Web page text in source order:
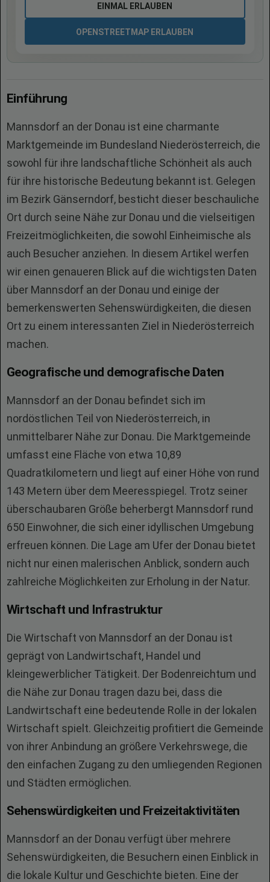
EINMAL ERLAUBEN
OPENSTREETMAP ERLAUBEN
Einführung
Mannsdorf an der Donau ist eine charmante
Marktgemeinde im Bundesland Niederösterreich, die
sowohl für ihre landschaftliche Schönheit als auch
für ihre historische Bedeutung bekannt ist. Gelegen
im Bezirk Gänserndorf, besticht dieser beschauliche
Ort durch seine Nähe zur Donau und die vielseitigen
Freizeitmöglichkeiten, die sowohl Einheimische als
auch Besucher anziehen. In diesem Artikel werfen
wir einen genaueren Blick auf die wichtigsten Daten
über Mannsdorf an der Donau und einige der
bemerkenswerten Sehenswürdigkeiten, die diesen
Ort zu einem interessanten Ziel in Niederösterreich
machen.
Geografische und demografische Daten
Mannsdorf an der Donau befindet sich im
nordöstlichen Teil von Niederösterreich, in
unmittelbarer Nähe zur Donau. Die Marktgemeinde
umfasst eine Fläche von etwa 10,89
Quadratkilometern und liegt auf einer Höhe von rund
143 Metern über dem Meeresspiegel. Trotz seiner
überschaubaren Größe beherbergt Mannsdorf rund
650 Einwohner, die sich einer idyllischen Umgebung
erfreuen können. Die Lage am Ufer der Donau bietet
nicht nur einen malerischen Anblick, sondern auch
zahlreiche Möglichkeiten zur Erholung in der Natur.
Wirtschaft und Infrastruktur
Die Wirtschaft von Mannsdorf an der Donau ist
geprägt von Landwirtschaft, Handel und
kleingewerblicher Tätigkeit. Der Bodenreichtum und
die Nähe zur Donau tragen dazu bei, dass die
Landwirtschaft eine bedeutende Rolle in der lokalen
Wirtschaft spielt. Gleichzeitig profitiert die Gemeinde
von ihrer Anbindung an größere Verkehrswege, die
den einfachen Zugang zu den umliegenden Regionen
und Städten ermöglichen.
Sehenswürdigkeiten und Freizeitaktivitäten
Mannsdorf an der Donau verfügt über mehrere
Sehenswürdigkeiten, die Besuchern einen Einblick in
die lokale Kultur und Geschichte bieten. Eine der